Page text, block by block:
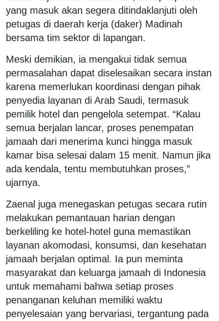
yang masuk akan segera ditindaklanjuti oleh
petugas di daerah kerja (daker) Madinah
bersama tim sektor di lapangan.
Meski demikian, ia mengakui tidak semua
permasalahan dapat diselesaikan secara instan
karena memerlukan koordinasi dengan pihak
penyedia layanan di Arab Saudi, termasuk
pemilik hotel dan pengelola setempat. “Kalau
semua berjalan lancar, proses penempatan
jamaah dari menerima kunci hingga masuk
kamar bisa selesai dalam 15 menit. Namun jika
ada kendala, tentu membutuhkan proses,”
ujarnya.
Zaenal juga menegaskan petugas secara rutin
melakukan pemantauan harian dengan
berkeliling ke hotel-hotel guna memastikan
layanan akomodasi, konsumsi, dan kesehatan
jamaah berjalan optimal. Ia pun meminta
masyarakat dan keluarga jamaah di Indonesia
untuk memahami bahwa setiap proses
penanganan keluhan memiliki waktu
penyelesaian yang bervariasi, tergantung pada